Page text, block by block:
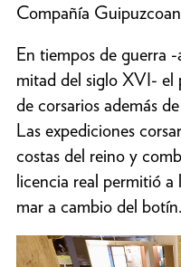
Compañía
En tiempos de guerra
mitad del siglo XVI- el
de corsarios además
Las expediciones
costas del reino y
licencia real permitió
mar a cambio del botín.